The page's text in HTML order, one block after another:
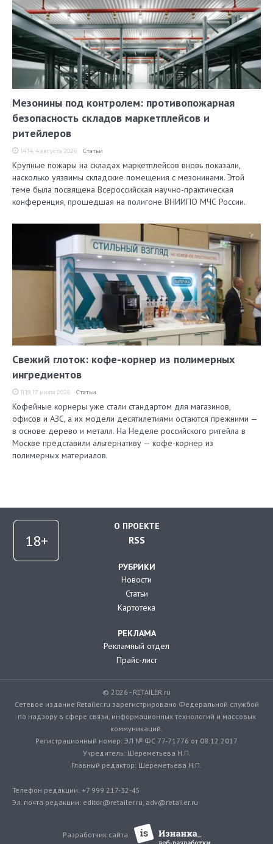
Мезонины под контролем: противопожарная
безопасность складов маркетплейсов и
ритейлеров
14:14, 4 августа 2026 Статьи
Крупные пожары на складах маркетплейсов вновь показали,
насколько уязвимы складские помещения с мезонинами. Этой
теме была посвящена Всероссийская научно-практическая
конференция, прошедшая на полигоне ВНИИПО МЧС России.
Свежий глоток: кофе-корнер из полимерных
ингредиентов
11:19, 17 июля 2026 Статьи
Кофейные корнеры уже стали стандартом для магазинов,
офисов и АЗС, а их модели десятилетиями остаются прежними —
в основе дерево и металл. На Неделе российского ритейла в
Москве представили альтернативу — кофе-корнер из
полимерных материалов.
О ПРОЕКТЕ
RSS
РУБРИКИ
Новости
Статьи
Картотека
РЕКЛАМА
Рекламный отдел
Прайс-лист
© 2026 - RETAILER.ru
Сетевое издание Retailer.ru зарегистрировано Федеральной службой
по надзору в сфере связи, информационных технологий и массовых
коммуникаций.
Регистрационный номер: ЭЛ № ФС 77-71776 от 08.12.2017
Учредитель: Шереметьева Н.П.
Главный редактор: Шереметьева Н.П.
Телефон редакции: +7 999 217-32-45
Эл. почта редакции: editor@retailer.ru, adv@retailer.ru
Разработчик сайта